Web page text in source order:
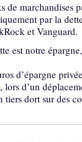
de
par la
et Vanguard.
est notre
d’épargne
d’un
dort sur des